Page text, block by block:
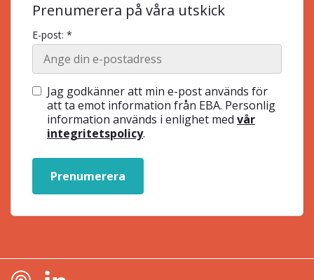
Prenumerera på våra utskick
E-post: *
Jag godkänner att min e-post används för
att ta emot information från EBA. Personlig
information används i enlighet med vår
integritetspolicy.
Prenumerera